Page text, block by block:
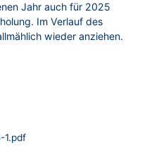
Jahr auch für 2025
Im Verlauf des
wieder anziehen.
1.pdf